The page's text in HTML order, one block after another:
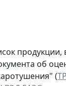
об
(